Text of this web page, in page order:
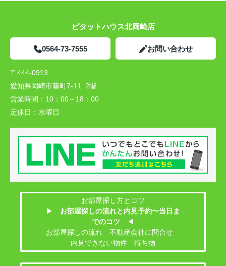
ピタットハウス北岡崎店
0564-73-7555 お問い合わせ
〒444-0913
愛知県岡崎市葵町7-11 2階
営業時間： 10：00～18：00
定休日： 水曜日
お部屋探し方とコツ
▶
お部屋探しの流れと内見予約〜当日ま
でのコツ
◀
お部屋探しの流れ 不動産会社に問合せ
内見できない物件 持ち物